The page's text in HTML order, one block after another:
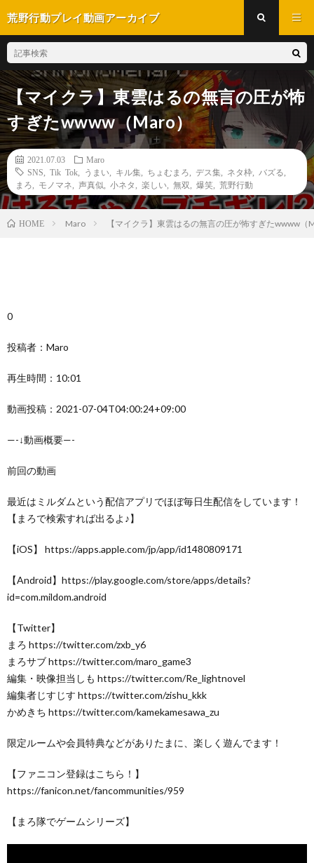
荒野行動プレイ動画アーカイブ
【マイクラ】東雲はるの無言の圧が怖
すぎたwwww（Maro）
2021.07.03
Maro
SNS
Tik Tok うまい キル集 ちょむまろ デス集 ネタ枠 バズる
まろ
モノマネ 声真似 小ネタ 楽しい 無双 爆笑 荒野行動
HOME Maro 【マイクラ】東雲はるの無言の圧が怖すぎたwwww（
0
投稿者：Maro
再生時間：10:01
動画投稿：2021-07-04T04:00:24+09:00
—-↓動画概要—-
前回の動画
最近はミルダムという配信アプリでほぼ毎日生配信をしています！
【まろで検索すれば出るよ♪】
【iOS】 https://apps.apple.com/jp/app/id1480809171
【Android】https://play.google.com/store/apps/details?
id=com.mildom.android
【Twitter】
まろ https://twitter.com/zxb_y6
まろサブ https://twitter.com/maro_game3
編集・映像担当しも https://twitter.com/Re_lightnovel
編集者じすじす https://twitter.com/zishu_kkk
かめきち https://twitter.com/kamekamesawa_zu
限定ルームや会員特典などがありたまに、楽しく遊んでます！
【ファニコン登録はこちら！】
https://fanicon.net/fancommunities/959
【まろ隊でゲームシリーズ】